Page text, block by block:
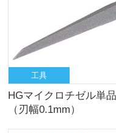
工具
HGマイクロチゼル単品
（刃幅0.1mm）